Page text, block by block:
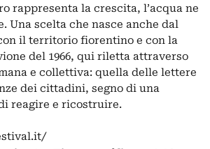
rappresenta la crescita, l’acqua ne
Una scelta che nasce anche dal
il territorio fiorentino e con la
del 1966, qui riletta attraverso
e collettiva: quella delle lettere
dei cittadini, segno di una
reagire e ricostruire.